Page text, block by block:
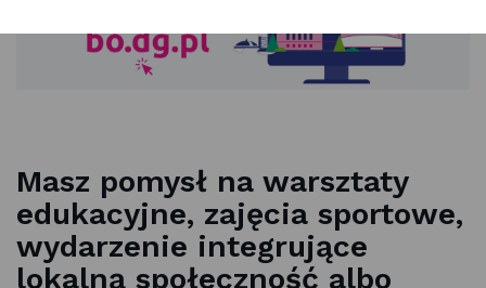
Masz pomysł na warsztaty
edukacyjne, zajęcia sportowe,
wydarzenie integrujące
lokalną społeczność albo